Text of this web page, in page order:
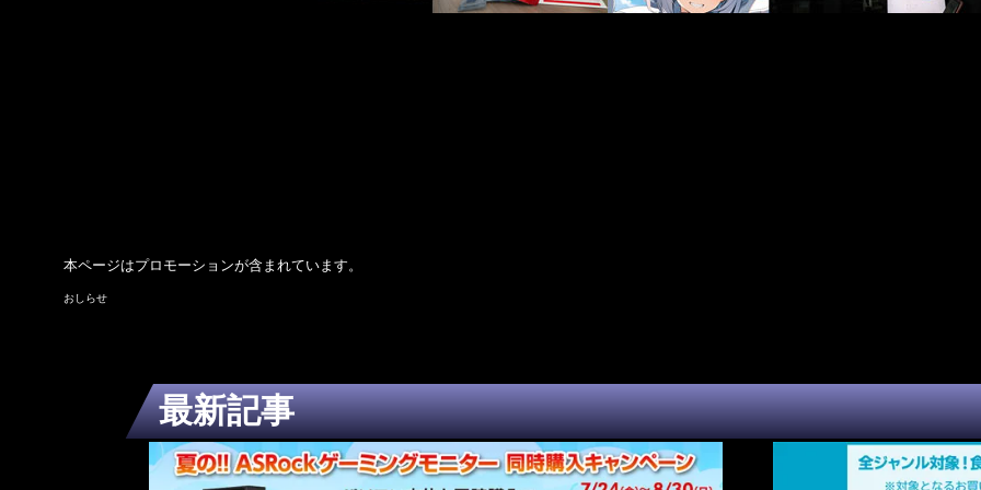
本ページはプロモーションが含まれています。
おしらせ
最新記事